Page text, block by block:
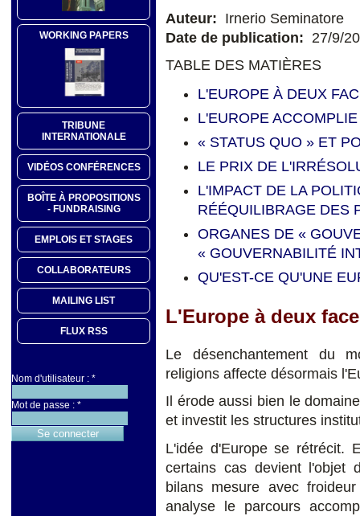
WORKING PAPERS
TRIBUNE
INTERNATIONALE
VIDÉOS CONFÉRENCES
BOÎTE À PROPOSITIONS
- FUNDRAISING
EMPLOIS ET STAGES
COLLABORATEURS
MAILING LIST
FLUX RSS
Nom d'utilisateur : *
Mot de passe : *
Auteur: Irnerio Seminatore
Date de publication: 27/9/
TABLE DES MATIÈRES
L'EUROPE À DEUX
L'EUROPE ACCOMPLIE
« STATUS QUO » ET
LE PRIX DE
L'IMPACT DE LA
RÉÉQUILIBRAGE DES
ORGANES DE «
« GOUVERNABILITÉ
QU'EST-CE QU'UNE
L'Europe à deux
Le désenchantement du
religions affecte désormais
Il érode aussi bien le
et investit les structures
L'idée d'Europe se rétrécit.
certains cas devient l'objet
bilans mesure avec
analyse le parcours